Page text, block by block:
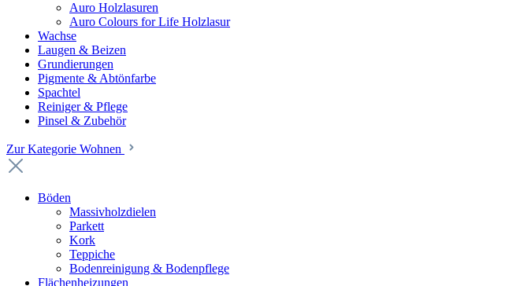
Auro Holzlasuren
Auro Colours for Life Holzlasur
Wachse
Laugen & Beizen
Grundierungen
Pigmente & Abtönfarbe
Spachtel
Reiniger & Pflege
Pinsel & Zubehör
Zur Kategorie Wohnen
Böden
Massivholzdielen
Parkett
Kork
Teppiche
Bodenreinigung & Bodenpflege
Flächenheizungen